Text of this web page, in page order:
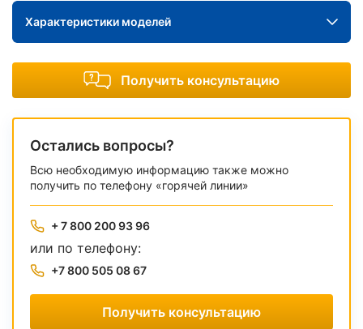
Характеристики моделей
Получить консультацию
Остались вопросы?
Всю необходимую информацию также можно
получить по телефону «горячей линии»
+ 7 800 200 93 96
или по телефону:
+7 800 505 08 67
Получить консультацию